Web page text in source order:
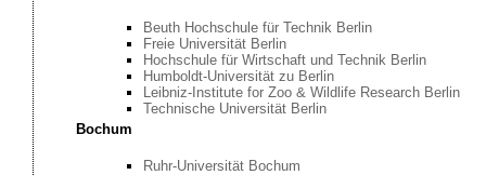
Beuth Hochschule für Technik Berlin
Freie Universität Berlin
Hochschule für Wirtschaft und Technik Berlin
Humboldt-Universität zu Berlin
Leibniz-Institute for Zoo & Wildlife Research Berlin
Technische Universität Berlin
Bochum
Ruhr-Universität Bochum